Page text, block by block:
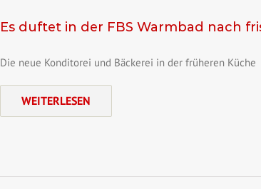
Es duftet in der FBS Warmbad nach
Die neue Konditorei und Bäckerei in der früheren Küche
WEITERLESEN